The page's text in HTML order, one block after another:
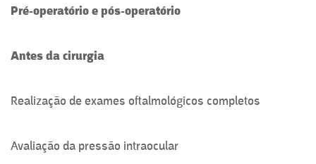
Pré-operatório e pós-operatório
Antes da cirurgia
Realização de exames oftalmológicos completos
Avaliação da pressão intraocular